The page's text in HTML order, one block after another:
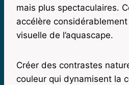
mais plus spectaculaires.
accélère
visuelle de l’aquascape.
Créer des contrastes
couleur qui dynamisent la